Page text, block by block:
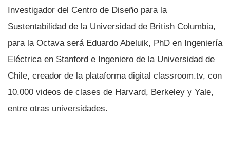
Investigador del Centro de Diseño para la
Sustentabilidad de la Universidad de British Columbia,
para la Octava será Eduardo Abeluik, PhD en Ingenierí­a
Eléctrica en Stanford e Ingeniero de la Universidad de
Chile, creador de la plataforma digital classroom.tv, con
10.000 videos de clases de Harvard, Berkeley y Yale,
entre otras universidades.